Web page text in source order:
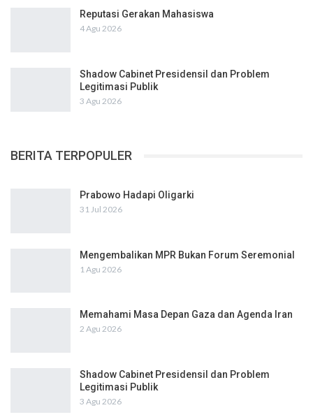
Reputasi Gerakan Mahasiswa
4 Agu 2026
Shadow Cabinet Presidensil dan Problem
Legitimasi Publik
3 Agu 2026
BERITA TERPOPULER
Prabowo Hadapi Oligarki
31 Jul 2026
Mengembalikan MPR Bukan Forum Seremonial
1 Agu 2026
Memahami Masa Depan Gaza dan Agenda Iran
2 Agu 2026
Shadow Cabinet Presidensil dan Problem
Legitimasi Publik
3 Agu 2026